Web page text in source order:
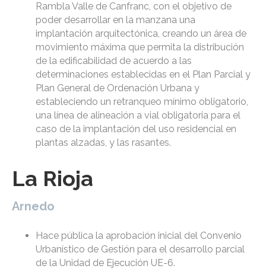
Rambla Valle de Canfranc, con el objetivo de
poder desarrollar en la manzana una
implantación arquitectónica, creando un área de
movimiento máxima que permita la distribución
de la edificabilidad de acuerdo a las
determinaciones establecidas en el Plan Parcial y
Plan General de Ordenación Urbana y
estableciendo un retranqueo mínimo obligatorio,
una línea de alineación a vial obligatoria para el
caso de la implantación del uso residencial en
plantas alzadas, y las rasantes.
La Rioja
Arnedo
Hace pública la aprobación inicial del Convenio
Urbanístico de Gestión para el desarrollo parcial
de la Unidad de Ejecución UE-6.